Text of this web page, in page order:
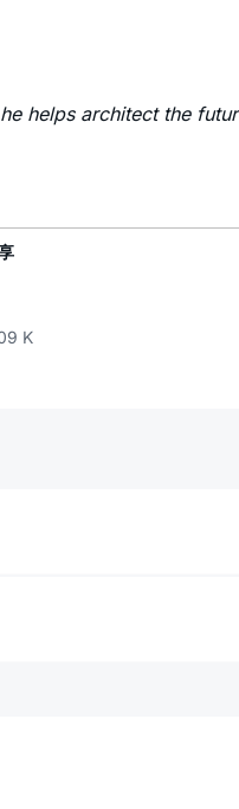
helps architect the
K